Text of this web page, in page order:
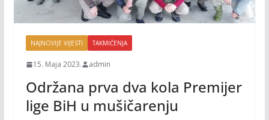
NAJNOVIJE VIJESTI TAKMIČENJA
15. Maja 2023. admin
Održana prva dva kola Premijer
lige BiH u mušičarenju